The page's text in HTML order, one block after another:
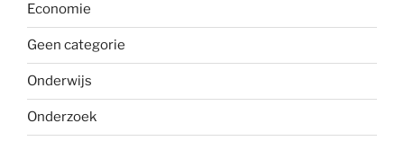
Economie
Geen categorie
Onderwijs
Onderzoek